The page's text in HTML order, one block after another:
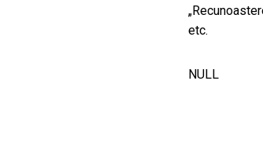
etc.
NULL